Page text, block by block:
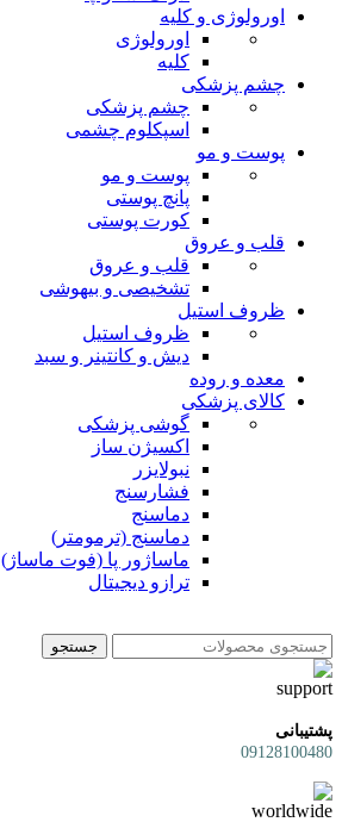
اورولوژی و کلیه
اورولوژی
کلیه
چشم پزشکی
چشم پزشکی
اسپکلوم چشمی
پوست و مو
پوست و مو
پانچ پوستی
کورت پوستی
قلب و عروق
قلب و عروق
تشخیصی و بیهوشی
ظروف استیل
ظروف استیل
دیش و کانتینر و سبد
معده و روده
کالای پزشکی
گوشی پزشکی
اکسیژن ساز
نبولایزر
فشارسنج
دماسنج
دماسنج (ترمومتر)
ماساژور پا (فوت ماساژ)
ترازو دیجیتال
جستجو
پشتیبانی
09128100480